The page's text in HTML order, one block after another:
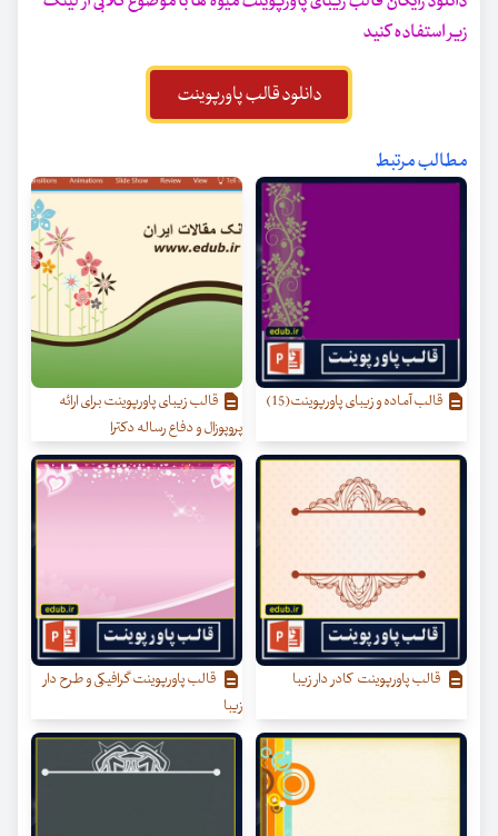
زیر استفاده کنید
دانلود قالب پاورپوینت
مطالب مرتبط
قالب آماده و زیبای پاورپوینت(15)
قالب زیبای پاورپوینت برای ارائه
پروپوزال و دفاع رساله دکترا
قالب پاورپوینت کادر دار زیبا
قالب پاورپوینت گرافیکی و طرح دار
زیبا